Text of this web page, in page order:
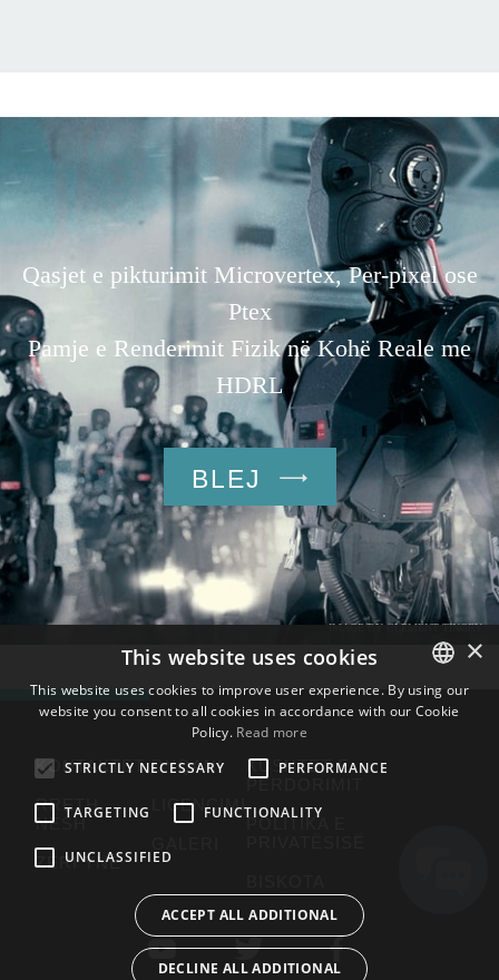
IMAGE BY CLEMENT TINGRY
Qasjet e pikturimit Microvertex, Per-pixel ose
Ptex
Pamje e Renderimit Fizik në Kohë Reale me
HDRL
BLEJ
KONTAKTET
RRETH
NESH
ZËRI YNË
DYQANI
LICENCIMI
KUSHTET E
PËRDORIMIT
POLITIKA E
ENGLISH
×
This website uses cookies
This website uses cookies to improve user experience. By using our
website you consent to all cookies in accordance with our Cookie
Policy. Read more
STRICTLY NECESSARY
PERFORMANCE
TARGETING FUNCTIONALITY
UNCLASSIFIED
ACCEPT ALL ADDITIONAL
DECLINE ALL ADDITIONAL